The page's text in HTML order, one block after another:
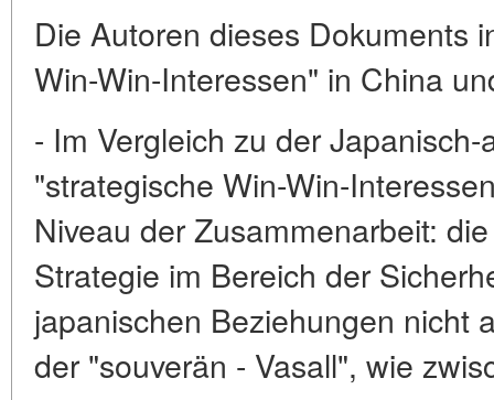
Die Autoren dieses Dokuments
Win-Win-Interessen" in China
- Im Vergleich zu der
"strategische Win-Win-
Niveau der Zusammenarbeit:
Strategie im Bereich der
japanischen Beziehungen nicht
der "souverän - Vasall", wie